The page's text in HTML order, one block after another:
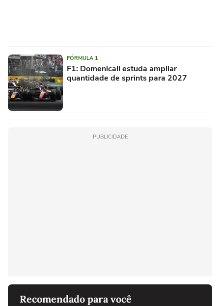
FÓRMULA 1
F1: Domenicali estuda ampliar
quantidade de sprints para 2027
PUBLICIDADE
Recomendado para você